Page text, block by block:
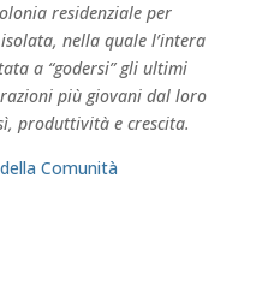
residenziale per
nella quale l’intera
a “godersi” gli ultimi
più giovani dal loro
produttività e crescita.
Comunità